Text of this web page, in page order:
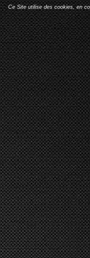
Ce Site utilise des cookies, en